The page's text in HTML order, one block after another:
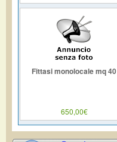
Fittasi monolocale mq 40
650,00€